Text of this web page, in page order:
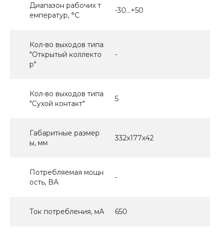
Диапазон рабочих т
емператур, °С
-30…+50
Кол-во выходов типа
"Открытый коллекто
р"
-
Кол-во выходов типа
"Сухой контакт"
5
Габаритные размер
ы, мм
332х177х42
Потребляемая мощн
ость, ВА
-
Ток потребления, мА 650